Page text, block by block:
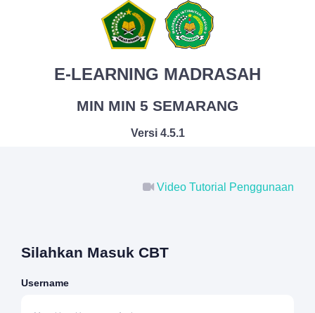
E-LEARNING MADRASAH
MIN MIN 5 SEMARANG
Versi 4.5.1
Video Tutorial Penggunaan
Silahkan Masuk CBT
Username